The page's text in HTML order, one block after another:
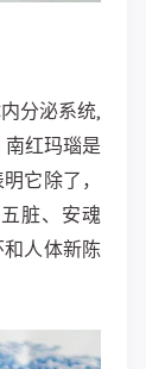
分泌系统,
红玛瑙是
它除了，
脏、安魂
人体新陈